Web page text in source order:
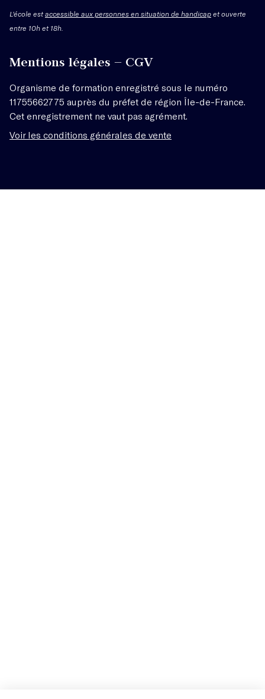
L'école estaccessible aux personnes en situation de handicap et ouverte
entre 10h et 18h.
Mentions légales – CGV
Organisme de formation enregistré sous le numéro
11755662775 auprès du préfet de région Île-de-France.
Cet enregistrement ne vaut pas agrément.
Voir les conditions générales de vente